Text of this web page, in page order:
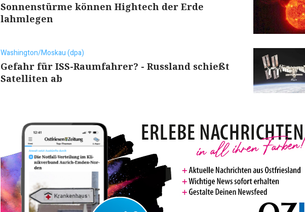
Sonnenstürme können Hightech der Erde
lahmlegen
Washington/Moskau (dpa)
Gefahr für ISS-Raumfahrer? - Russland schießt
Satelliten ab